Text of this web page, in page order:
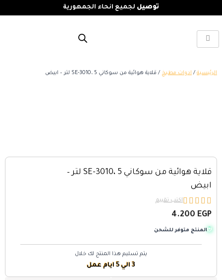
توصيل لجميع انحاء الجمهورية
الرئيسية / ادوات مطبخ / قلاية هوائية من سوكاني SE-3010، 5 لتر – ابيض
قلاية هوائية من سوكاني SE-3010، 5 لتر –
ابيض




اكتب تقييم
4.200 EGP
المنتج متوفر للشحن
يتم تسليم هذا المنتج لك خلال
3 الي 5 ايام عمل